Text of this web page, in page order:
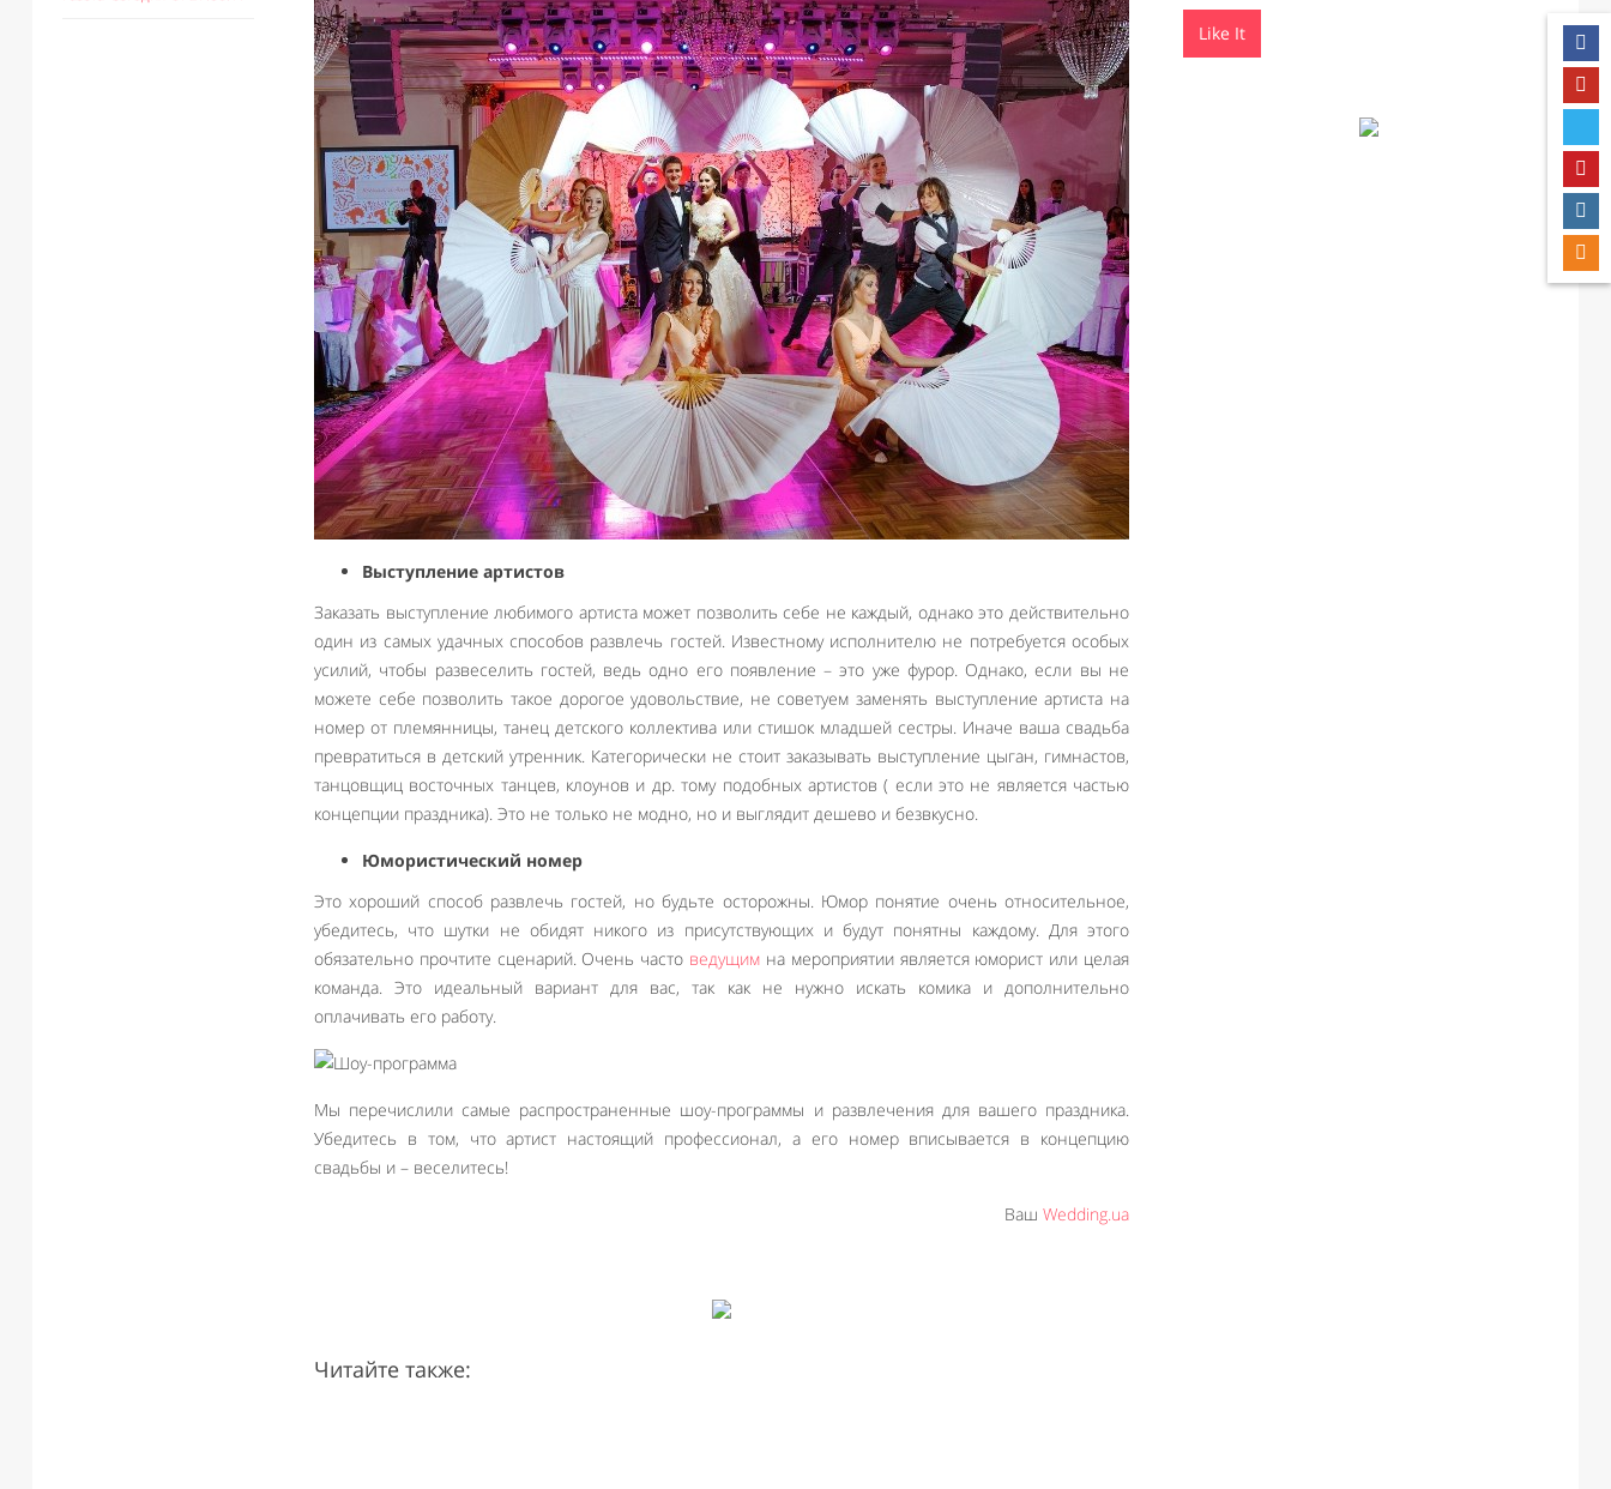
Выступление артистов
Заказать выступление любимого артиста может позволить себе не каждый, однако это действительно
один из самых удачных способов развлечь гостей. Известному исполнителю не потребуется особых
усилий, чтобы развеселить гостей, ведь одно его появление – это уже фурор. Однако, если вы не
можете себе позволить такое дорогое удовольствие, не советуем заменять выступление артиста на
номер от племянницы, танец детского коллектива или стишок младшей сестры. Иначе ваша свадьба
превратиться в детский утренник. Категорически не стоит заказывать выступление цыган, гимнастов,
танцовщиц восточных танцев, клоунов и др. тому подобных артистов ( если это не является частью
концепции праздника). Это не только не модно, но и выглядит дешево и безвкусно.
Юмористический номер
Это хороший способ развлечь гостей, но будьте осторожны. Юмор понятие очень относительное,
убедитесь, что шутки не обидят никого из присутствующих и будут понятны каждому. Для этого
обязательно прочтите сценарий. Очень часто ведущим на мероприятии является юморист или целая
команда. Это идеальный вариант для вас, так как не нужно искать комика и дополнительно
оплачивать его работу.
Мы перечислили самые распространенные шоу-программы и развлечения для вашего праздника.
Убедитесь в том, что артист настоящий профессионал, а его номер вписывается в концепцию
свадьбы и – веселитесь!
Ваш Wedding.ua
Читайте также:
Like It